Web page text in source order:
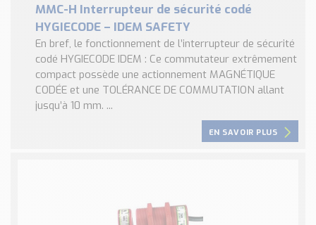
MMC-H Interrupteur de sécurité codé
HYGIECODE – IDEM SAFETY
En bref, le fonctionnement de l’interrupteur de sécurité
codé HYGIECODE IDEM : Ce commutateur extrêmement
compact possède une actionnement MAGNÉTIQUE
CODÉE et une TOLÉRANCE DE COMMUTATION allant
jusqu’à 10 mm. ...
EN SAVOIR PLUS